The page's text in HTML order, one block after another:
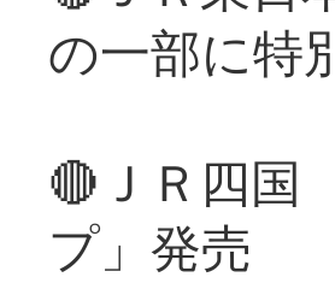
の一部に特
🔴ＪＲ四国
プ」発売